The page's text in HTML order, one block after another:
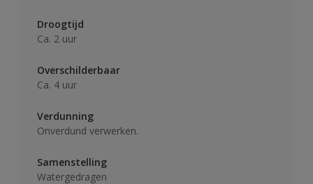
Droogtijd
Ca. 2 uur
Overschilderbaar
Ca. 4 uur
Verdunning
Onverdund verwerken.
Samenstelling
Watergedragen